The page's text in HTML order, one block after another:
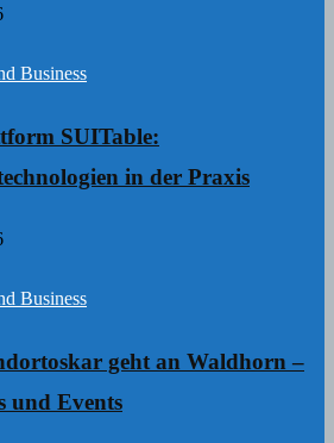
Business
SUITable:
in der Praxis
Business
geht an Waldhorn –
und Events